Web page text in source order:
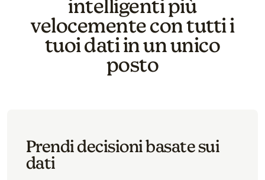
intelligenti più
velocemente con tutti i
tuoi dati in un unico
posto
Prendi decisioni basate sui
dati